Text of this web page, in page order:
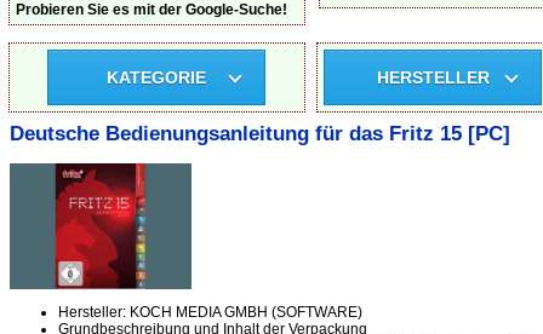
Probieren Sie es mit der Google-Suche!
KATEGORIE HERSTELLER
Deutsche Bedienungsanleitung für das Fritz 15 [PC]
Hersteller: KOCH MEDIA GMBH (SOFTWARE)
Grundbeschreibung und Inhalt der Verpackung